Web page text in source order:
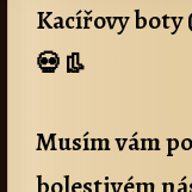
Kacířovy boty
💀👢
Musím vám
bolestivém